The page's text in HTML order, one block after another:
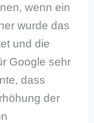
wenn ein
wurde das
und die
Google sehr
dass
der